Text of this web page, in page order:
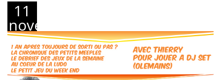
11
novembre
2025